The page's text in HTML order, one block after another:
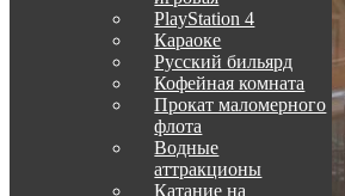
PlayStation 4
Караоке
Русский бильярд
Кофейная комната
Прокат маломерного
флота
Водные
аттракционы
Катание на